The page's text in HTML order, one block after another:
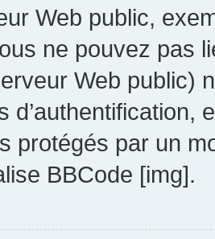
Web public,
ne pouvez pas
Web public)
d’authentification,
protégés par un
BBCode [img].